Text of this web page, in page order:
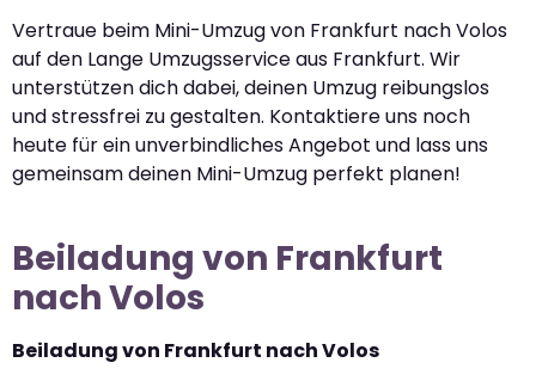
Vertraue beim Mini-Umzug von Frankfurt nach Volos
auf den Lange Umzugsservice aus Frankfurt. Wir
unterstützen dich dabei, deinen Umzug reibungslos
und stressfrei zu gestalten. Kontaktiere uns noch
heute für ein unverbindliches Angebot und lass uns
gemeinsam deinen Mini-Umzug perfekt planen!
Beiladung von Frankfurt
nach Volos
Beiladung von Frankfurt nach Volos